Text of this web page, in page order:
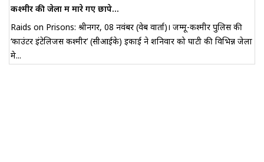
कश्मीर की जेलों में मारे गए छापे...
Raids on Prisons: श्रीनगर, 08 नवंबर (वेब वार्ता)। जम्मू-कश्मीर पुलिस की
‘काउंटर इंटेलिजेंस कश्मीर’ (सीआईके) इकाई ने शनिवार को घाटी की विभिन्न जेलों
मे...